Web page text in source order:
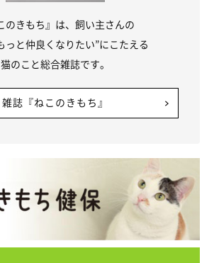
まな色や柄の布で作られたニャンモックが
居心地よさそうにくつろいでいます♪折り
ので、移動などがしやすいのもいいです
のきもち』は、飼い主さんの
っと仲良くなりたい”にこたえる
猫のこと総合雑誌です。
雑誌『ねこのきもち』